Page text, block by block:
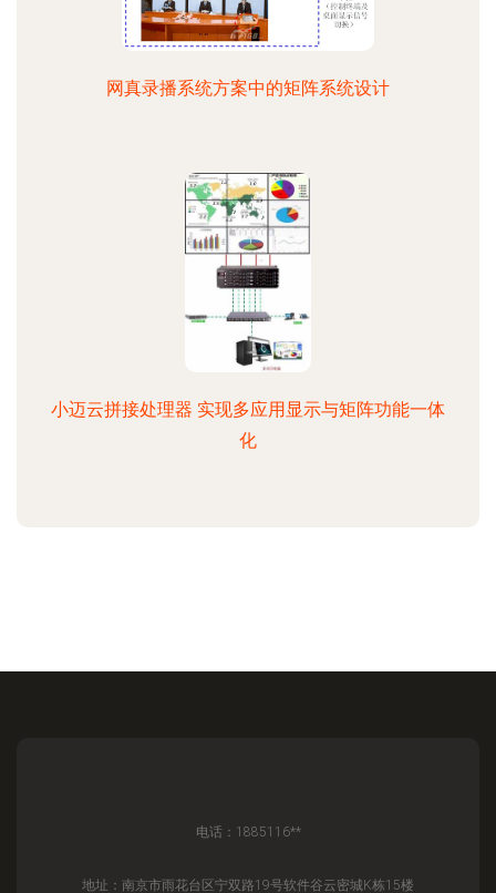
网真录播系统方案中的矩阵系统设计
小迈云拼接处理器 实现多应用显示与矩阵功能一体
化
电话：1885116**
地址：南京市雨花台区宁双路19号软件谷云密城K栋15楼